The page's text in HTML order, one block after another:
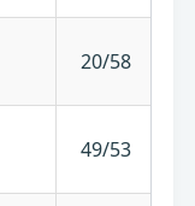
20/58
49/53